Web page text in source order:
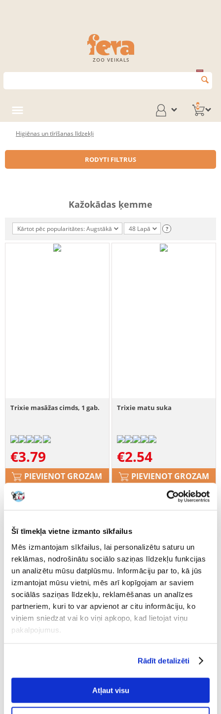
Šī tīmekļa vietne izmanto sīkfailus
Mēs izmantojam sīkfailus, lai personalizētu saturu un
reklāmas, nodrošinātu sociālo saziņas līdzekļu funkcijas
un analizētu mūsu datplūsmu. Informāciju par to, kā jūs
izmantojat mūsu vietni, mēs arī kopīgojam ar saviem
sociālās saziņas līdzekļu, reklamēšanas un analīzes
partneriem, kuri to var apvienot ar citu informāciju, ko
viņiem sniedzat vai ko viņi apkopo, kad lietojat viņu
pakalpojumus.
Rādīt detalizēti
Atļaut visu
ZOO VEIKALS
0
Higiēnas un tīrīšanas līdzekļi
RODYTI FILTRUS
Kažokādas ķemme
Kārtot pēc popularitātes: Augstākā 48 Lapā ?
Trixie masāžas cimds, 1 gab.
€3.79
PIEVIENOT GROZAM
Trixie matu suka
€2.54
PIEVIENOT GROZAM
€2.55